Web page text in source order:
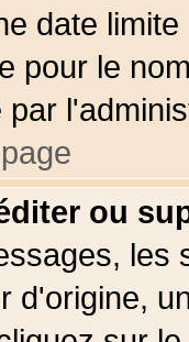
date
pour le
ou
les
d'origine,